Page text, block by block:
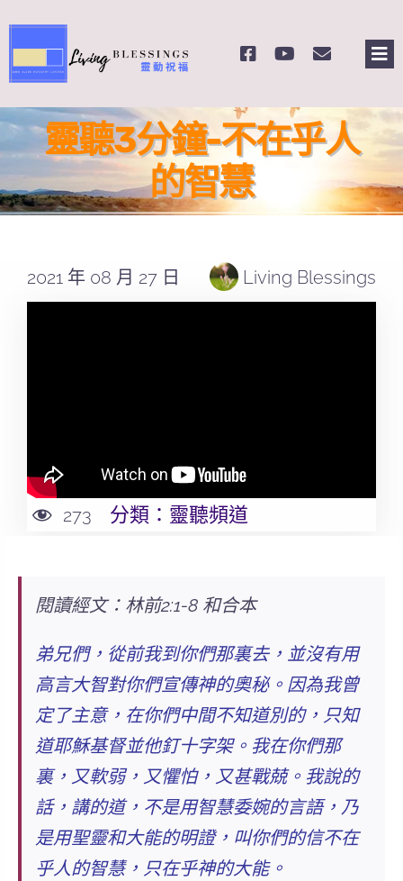
to
content
關於我們
奉獻支持
課程報名
靈聽3分鐘-不在乎人
的智慧
2021 年 08 月 27 日 Living Blessings
273 分類： 靈聽頻道
閱讀經文：林前2:1-8 和合本
弟兄們，從前我到你們那裏去，並沒有用
高言大智對你們宣傳神的奧秘。因為我曾
定了主意，在你們中間不知道別的， 只知
道耶穌基督並他釘十字架。我在你們那
裏，又軟弱，又懼怕，又甚戰兢。我說的
話，講的道，不是用智慧委婉的言語， 乃
是用聖靈和大能的明證，叫你們的信不在
乎人的智慧，只在乎神的大能。